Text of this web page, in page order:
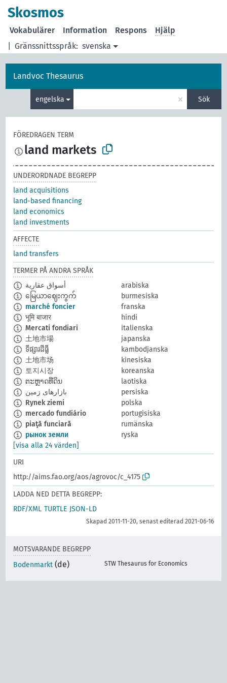
Skosmos
Gränssnittsspråk: svenska
Vokabulärer Information Respons Hjälp
Landvoc Thesaurus
engelska × Sök
FÖREDRAGEN TERM
land markets
UNDERORDNADE BEGREPP
land acquisitions
land-based financing
land economics
land investments
AFFECTE
land transfers
TERMER PÅ ANDRA SPRÅK
أسواق عقارية
arabiska
မြေယာဈေးကွက်
burmesiska
marché foncier
franska
भूमि बाजार
hindi
Mercati fondiari
italienska
土地市場
japanska
ទីផ្សារដីធ្លី
kambodjanska
土地市场
kinesiska
토지시장
koreanska
ຕະຫຼາດທີ່ດິນ
laotiska
بازارهای زمین
persiska
Rynek ziemi
polska
mercado fundiário
portugisiska
piaţă funciară
rumänska
рынок земли
ryska
[visa alla 24 värden]
URI
http://aims.fao.org/aos/agrovoc/c_4175
LADDA NED DETTA BEGREPP:
RDF/XML TURTLE JSON-LD
Skapad 2011-11-20, senast editerad 2021-06-16
MOTSVARANDE BEGREPP
Bodenmarkt (de) STW Thesaurus for Economics